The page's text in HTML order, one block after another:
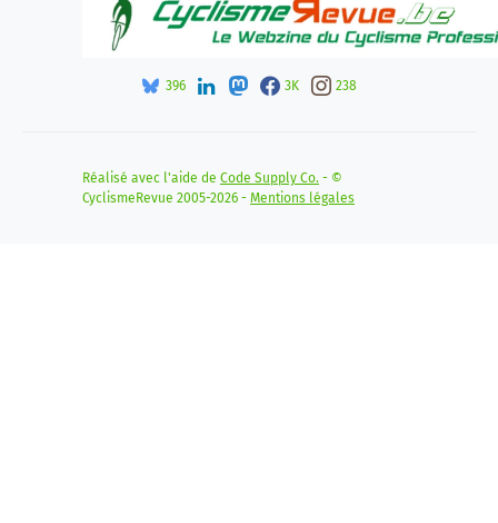
396 3K 238
Réalisé avec l'aide de Code Supply Co. - ©
CyclismeRevue 2005-2026 - Mentions légales